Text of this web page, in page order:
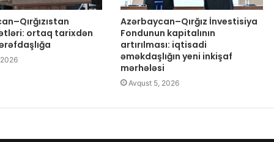
ortaq tarixdən
Azərbaycan–Qırğız İnvestisiya
Fondunun kapitalının
artırılması: iqtisadi
əməkdaşlığın yeni inkişaf
mərhələsi
Avqust 5, 2026